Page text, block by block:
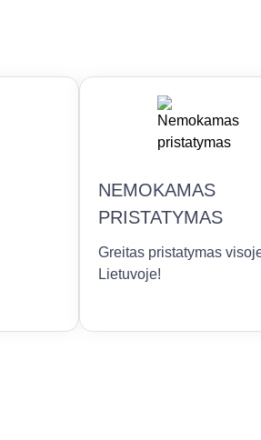
NEMOKAMAS
PRISTATYMAS
Greitas pristatymas
Lietuvoje!